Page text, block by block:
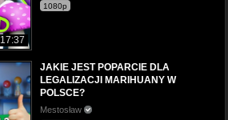
17:37
1080p
JAKIE JEST POPARCIE DLA
LEGALIZACJI MARIHUANY W
POLSCE?
Mestosław